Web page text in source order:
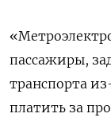
пассажиры,
транспорта
платить за